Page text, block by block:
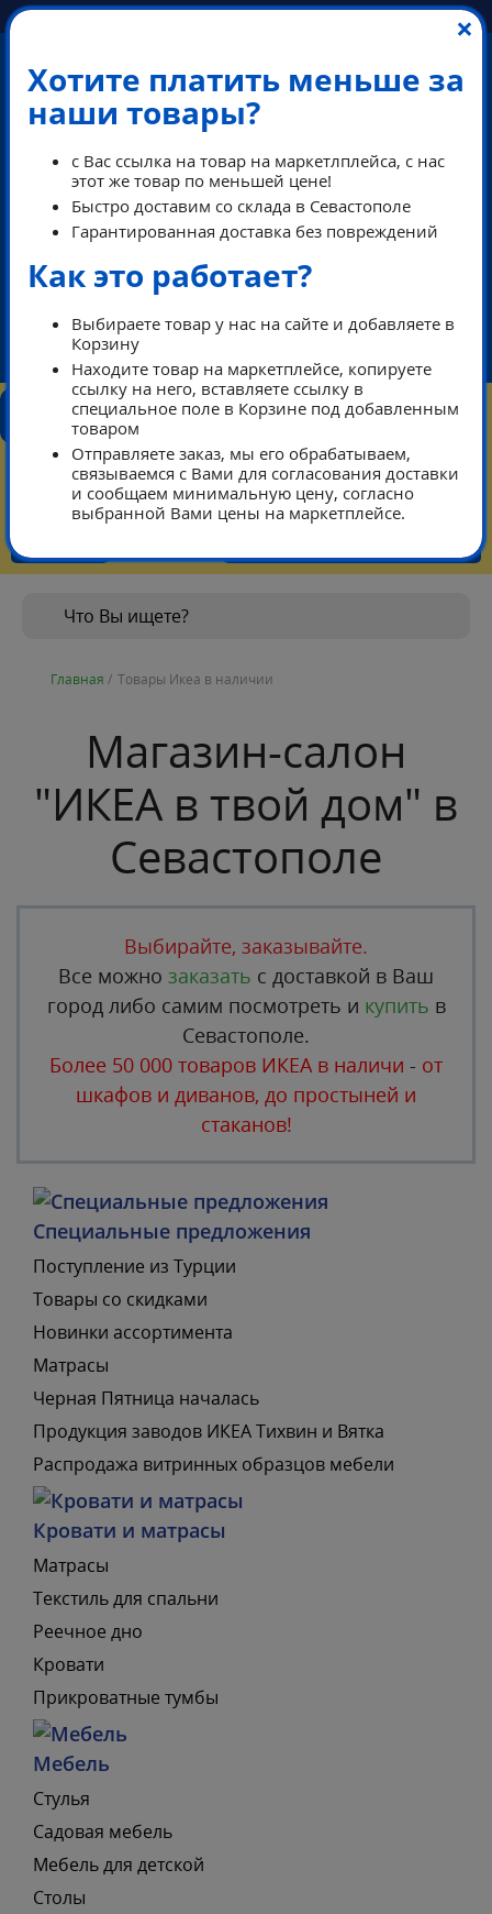
ПЕРЕЗВОНИМ В РАБОЧЕЕ ВРЕМЯ
КАТАЛОГ ТАРИФЫ ПОМОЩЬ
КОНТАКТЫ
КОРЗИНА
Главная / Товары Икеа в наличии
Магазин-салон
"ИКЕА в твой дом" в
Севастополе
Выбирайте, заказывайте.
Все можно заказать с доставкой в Ваш
город либо самим посмотреть и купить в
Севастополе.
Более 50 000 товаров ИКЕА в наличи - от
шкафов и диванов, до простыней и
стаканов!
Специальные предложения
Поступление из Турции
Товары со скидками
Новинки ассортимента
Матрасы
Черная Пятница началась
Продукция заводов ИКЕА Тихвин и Вятка
Распродажа витринных образцов мебели
Кровати и матрасы
Матрасы
Текстиль для спальни
Реечное дно
Кровати
Прикроватные тумбы
Мебель
Стулья
Садовая мебель
Мебель для детской
Столы
×
Хотите платить меньше за
наши товары?
с Вас ссылка на товар на маркетлплейса, с нас
этот же товар по меньшей цене!
Быстро доставим со склада в Севастополе
Гарантированная доставка без повреждений
Как это работает?
Выбираете товар у нас на сайте и добавляете в
Корзину
Находите товар на маркетплейсе, копируете
ссылку на него, вставляете ссылку в
специальное поле в Корзине под добавленным
товаром
Отправляете заказ, мы его обрабатываем,
связываемся с Вами для согласования доставки
и сообщаем минимальную цену, согласно
выбранной Вами цены на маркетплейсе.